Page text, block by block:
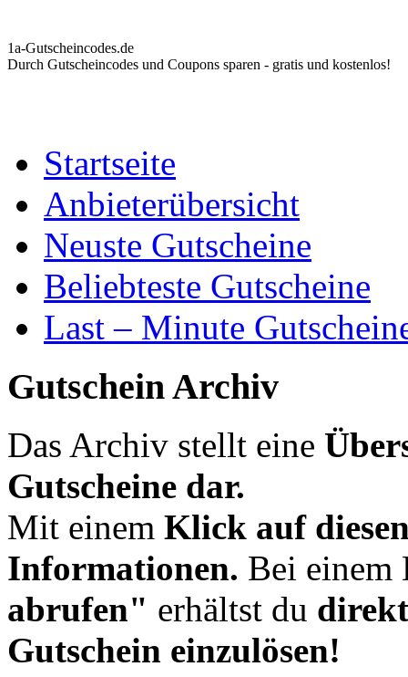
1a-Gutscheincodes.de
Durch Gutscheincodes und Coupons sparen - gratis und kostenlos!
Startseite
Anbieterübersicht
Neuste Gutscheine
Beliebteste Gutscheine
Last – Minute
Gutschein Archiv
Das Archiv stellt eine
Gutscheine dar.
Mit einem Klick auf
Informationen. Bei
abrufen" erhältst du
Gutschein einzulösen!